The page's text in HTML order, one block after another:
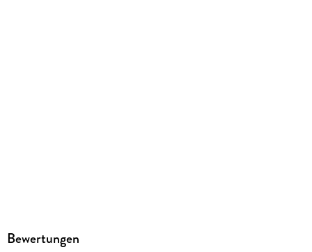
Bewertungen